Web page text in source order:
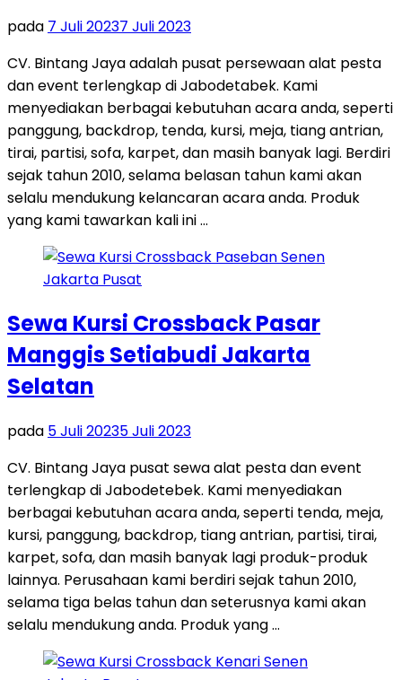
pada 7 Juli 20237 Juli 2023
CV. Bintang Jaya adalah pusat persewaan alat pesta
dan event terlengkap di Jabodetabek. Kami
menyediakan berbagai kebutuhan acara anda, seperti
panggung, backdrop, tenda, kursi, meja, tiang antrian,
tirai, partisi, sofa, karpet, dan masih banyak lagi. Berdiri
sejak tahun 2010, selama belasan tahun kami akan
selalu mendukung kelancaran acara anda. Produk
yang kami tawarkan kali ini …
Sewa Kursi Crossback Pasar
Manggis Setiabudi Jakarta
Selatan
pada 5 Juli 20235 Juli 2023
CV. Bintang Jaya pusat sewa alat pesta dan event
terlengkap di Jabodetebek. Kami menyediakan
berbagai kebutuhan acara anda, seperti tenda, meja,
kursi, panggung, backdrop, tiang antrian, partisi, tirai,
karpet, sofa, dan masih banyak lagi produk-produk
lainnya. Perusahaan kami berdiri sejak tahun 2010,
selama tiga belas tahun dan seterusnya kami akan
selalu mendukung anda. Produk yang …